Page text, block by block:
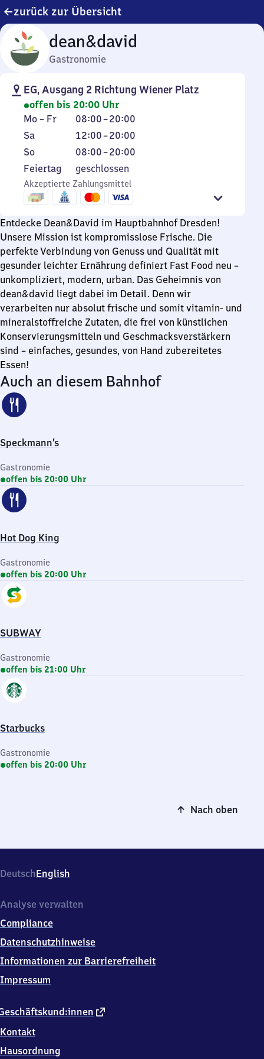
zurück zur Übersicht
dean&david
Gastronomie
EG, Ausgang 2 Richtung Wiener Platz
offen bis 20:00 Uhr
Montag
bis
Freitag
Mo – Fr 08:00–20:00
Von
8
Uhr
20
Uhr
Samstag
Sa 12:00–20:00
Von
12
bis
20
Uhr
Sonntag
So 08:00–20:00
Von
8
Uhr
bis
20
Uhr
Feiertag
Feiertag geschlossen
Akzeptierte Zahlungsmittel
Entdecke Dean&David im Hauptbahnhof Dresden!
Unsere Mission ist kompromisslose Frische. Die
perfekte Verbindung von Genuss und Qualität mit
gesunder leichter Ernährung definiert Fast Food neu –
unkompliziert, modern, urban. Das Geheimnis von
dean&david liegt dabei im Detail. Denn wir
verarbeiten nur absolut frische und somit vitamin- und
mineralstoffreiche Zutaten, die frei von künstlichen
Konservierungsmitteln und Geschmacksverstärkern
sind – einfaches, gesundes, von Hand zubereitetes
Essen!
Auch an diesem Bahnhof
Speckmann’s
Gastronomie
offen bis 20:00 Uhr
Hot Dog King
Gastronomie
offen bis 20:00 Uhr
SUBWAY
Gastronomie
offen bis 21:00 Uhr
Starbucks
Gastronomie
offen bis 20:00 Uhr
Nach oben
DeutschEnglish
externer
Kontakt
Hausordnung
Analyse verwalten
Compliance
Datenschutzhinweise
Informationen zur Barrierefreiheit
Impressum